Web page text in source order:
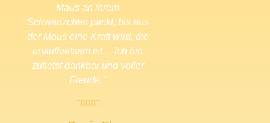
Maus an ihrem
Schwänzchen packt, bis aus
der Maus eine Kraft wird, die
unaufhaltsam ist… Ich bin
zutiefst dankbar und voller
Freude."
    